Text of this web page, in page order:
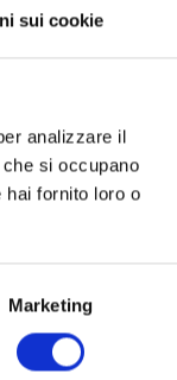
sui cookie
analizzare il
si occupano
hai fornito loro o
Marketing